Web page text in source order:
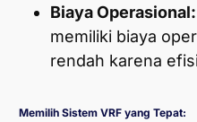
Biaya Operasional:
memiliki biaya
rendah karena
Memilih Sistem VRF yang Tepat: